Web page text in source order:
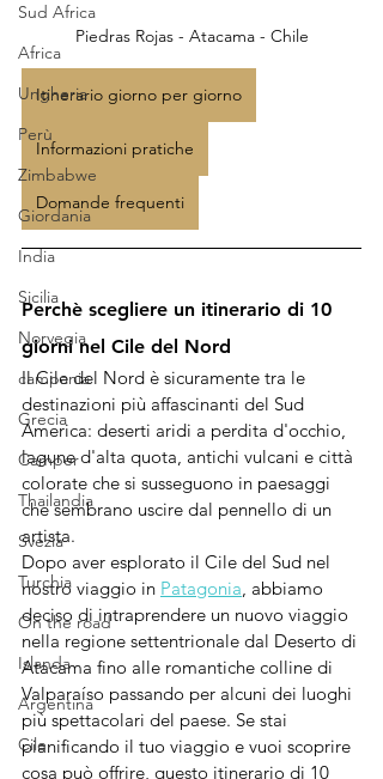
Sud Africa
Africa
Ungheria
Perù
Zimbabwe
Giordania
India
Sicilia
Norvegia
campania
Grecia
Camper
Thailandia
Svezia
Turchia
On the road
Islanda
Argentina
Cile
Piedras Rojas - Atacama - Chile
Itinerario giorno per giorno
Informazioni pratiche
Domande frequenti
Perchè scegliere un itinerario di 10
giorni nel Cile del Nord
Il Cile del Nord è sicuramente tra le
destinazioni più affascinanti del Sud
America: deserti aridi a perdita d'occhio,
lagune d'alta quota, antichi vulcani e città
colorate che si susseguono in paesaggi
che sembrano uscire dal pennello di un
artista.
Dopo aver esplorato il Cile del Sud nel
nostro viaggio in Patagonia, abbiamo
deciso di intraprendere un nuovo viaggio
nella regione settentrionale dal Deserto di
Atacama fino alle romantiche colline di
Valparaíso passando per alcuni dei luoghi
più spettacolari del paese. Se stai
pianificando il tuo viaggio e vuoi scoprire
cosa può offrire, questo itinerario di 10